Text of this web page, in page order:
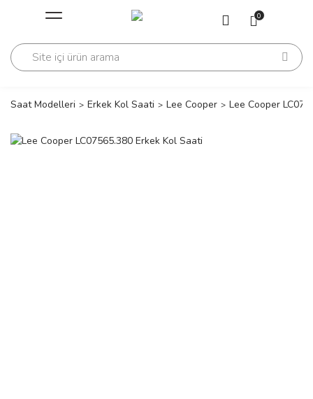
Geri Dön
Geri Dön 0
Saat Modelleri Erkek Kol Saati Lee Cooper Lee Cooper